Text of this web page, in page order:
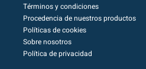
Términos y condiciones
Procedencia de nuestros productos
Políticas de cookies
Sobre nosotros
Política de privacidad